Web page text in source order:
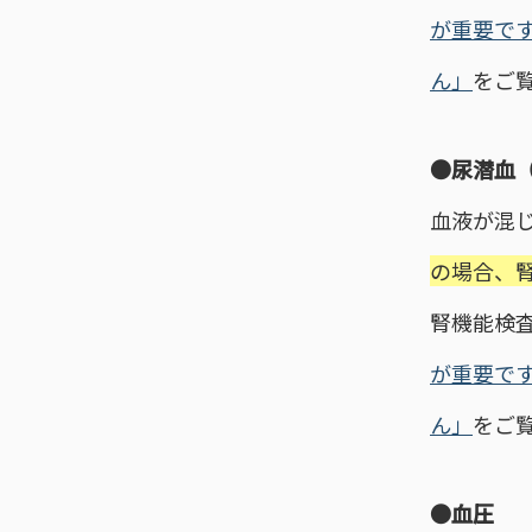
が重要で
ん」 をご
●尿潜血
血液が混
の場合、
腎機能検
が重要で
ん」 をご
●血圧